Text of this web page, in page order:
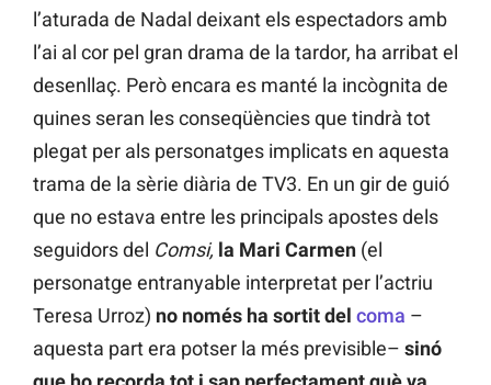
l’aturada de Nadal deixant els espectadors amb
l’ai al cor pel gran drama de la tardor, ha arribat el
desenllaç. Però encara es manté la incògnita de
quines seran les conseqüències que tindrà tot
plegat per als personatges implicats en aquesta
trama de la sèrie diària de TV3. En un gir de guió
que no estava entre les principals apostes dels
seguidors del Comsi, la Mari Carmen (el
personatge entranyable interpretat per l’actriu
Teresa Urroz) no només ha sortit del coma –
aquesta part era potser la més previsible– sinó